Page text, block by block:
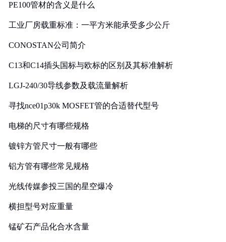
PE100管材的含义是什么
工业厂房载重标准：一平方米能承受多少公斤
CONOSTAN公司简介
C13和C14插头国标与欧标的区别及其标准解析
LGJ-240/30导线参数及载流量解析
寻找nce01p30k MOSFET管的合适替代型号
电梯的尺寸有哪些规格
镀锌方管尺寸一般有哪些
铝方管有哪些常见规格
光线传媒参投三国的星空爆冷
横担型号对应重量
锰矿石产品化合水含量